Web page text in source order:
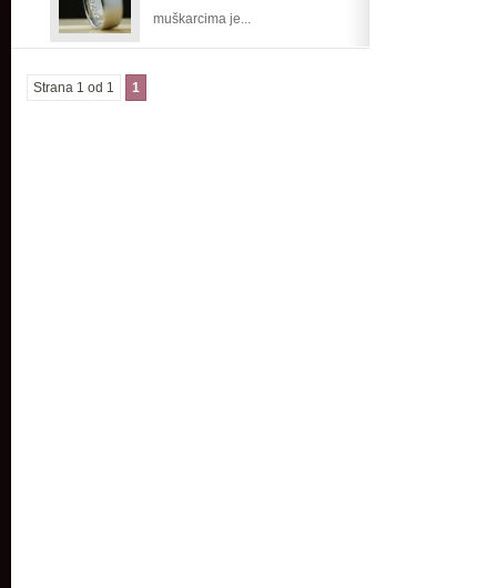
muškarcima je...
Strana 1 od 1 1